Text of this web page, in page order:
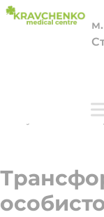
Перейти до вмісту